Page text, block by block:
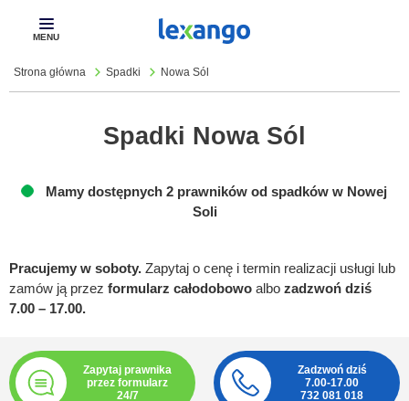
Pokaż
Strona główna Spadki Nowa Sól
Spadki Nowa Sól
Mamy dostępnych 2 prawników od spadków w Nowej
Soli
Pracujemy w soboty. Zapytaj o cenę i termin realizacji usługi lub
zamów ją przez formularz całodobowo albo zadzwoń dziś
7.00 – 17.00.
Zapytaj prawnika
przez formularz
24/7
Zadzwoń dziś
7.00-17.00
732 081 018